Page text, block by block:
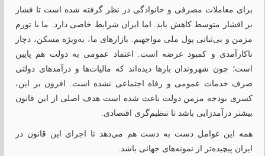
برای معاملات مصرفی و خانوادگی در نظر گرفته شده است تا فشار
بر اقشار متوسط کاهش یابد. اما ایران شرایط خاصی دارد. ما با تورم
مزمن و بی‌ثباتی پول ملی مواجهیم. بازارهای ما، به‌ویژه مسکن، دچار
ناکارآمدی و کمبود عرضه است. اعتماد عمومی به دولت هم پایین
است؛ چون شهروندان بارها دیده‌اند که مالیات‌ها و درآمدهای دولتی
صرف خدمات عمومی و رفاه اجتماعی نشده است. افزون بر این،
کسری بودجه مزمن دولت باعث شده است هدف اصلی از این قانون
بیشتر درآمدزایی باشد تا تنظیم‌گری اقتصادی.
همه این عوامل دست به دست هم می‌دهد تا اجرای این قانون در
ایران پیچیده‌تر از نمونه‌های جهانی باشد.